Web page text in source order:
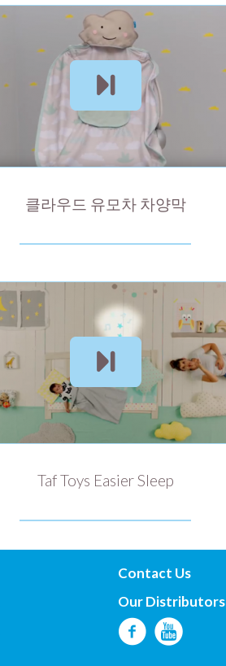
클라우드 유모차 차양막
Taf Toys Easier Sleep
Contact Us
Our Distributors